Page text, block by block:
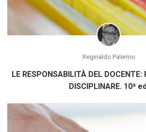
Reginaldo Palermo
LE RESPONSABILITÀ DEL DOCENTE:
DISCIPLINARE. 10ª